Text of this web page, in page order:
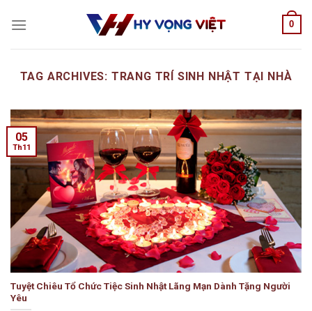
0
TAG ARCHIVES: TRANG TRÍ SINH NHẬT TẠI NHÀ
Tuyệt Chiêu Tổ Chức Tiệc Sinh Nhật Lãng Mạn Dành Tặng Người
Yêu
05
Th11